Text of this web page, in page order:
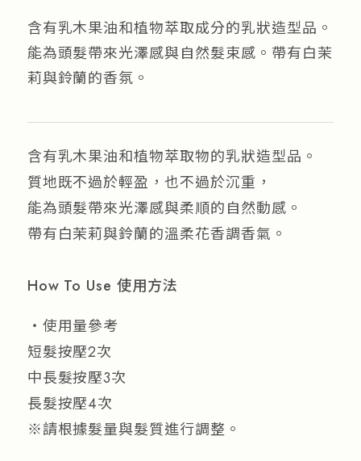
含有乳木果油和植物萃取成分的乳狀造型品。
能為頭髮帶來光澤感與自然髮束感。帶有白茉
莉與鈴蘭的香氛。
含有乳木果油和植物萃取物的乳狀造型品。
質地既不過於輕盈，也不過於沉重，
能為頭髮帶來光澤感與柔順的自然動感。
帶有白茉莉與鈴蘭的溫柔花香調香氣。
How To Use 使用方法
・使用量參考
短髮按壓2次
中長髮按壓3次
長髮按壓4次
※請根據髮量與髮質進行調整。